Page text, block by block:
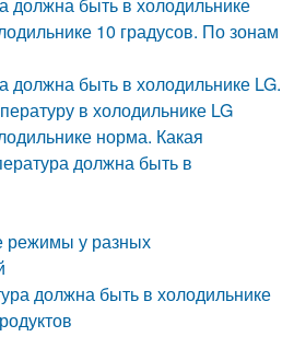
10 градусов. По зонам
должна быть в холодильнике LG.
в холодильнике LG
норма. Какая
должна быть в
режимы у разных
должна быть в холодильнике